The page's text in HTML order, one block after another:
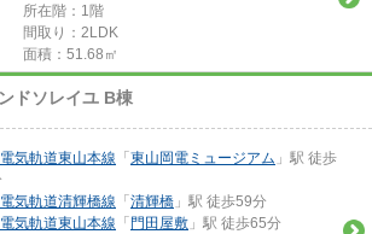
所在階：1階
間取り：2LDK
面積：51.68㎡
ドソレイユ B棟
気軌道東山本線 「 東山岡電ミュージアム 」駅 徒歩
気軌道清輝橋線 「 清輝橋 」駅 徒歩59分
気軌道東山本線 「 門田屋敷 」駅 徒歩65分